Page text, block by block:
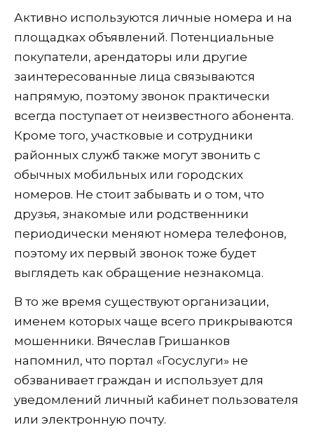
Активно используются личные номера и на
площадках объявлений. Потенциальные
покупатели, арендаторы или другие
заинтересованные лица связываются
напрямую, поэтому звонок практически
всегда поступает от неизвестного абонента.
Кроме того, участковые и сотрудники
районных служб также могут звонить с
обычных мобильных или городских
номеров. Не стоит забывать и о том, что
друзья, знакомые или родственники
периодически меняют номера телефонов,
поэтому их первый звонок тоже будет
выглядеть как обращение незнакомца.
В то же время существуют организации,
именем которых чаще всего прикрываются
мошенники. Вячеслав Гришанков
напомнил, что портал «Госуслуги» не
обзванивает граждан и использует для
уведомлений личный кабинет пользователя
или электронную почту.